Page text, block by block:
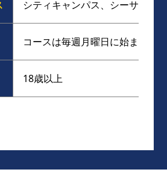
シティキャンパス、シーサイド
コースは毎週月曜日に始まります
18歳以上